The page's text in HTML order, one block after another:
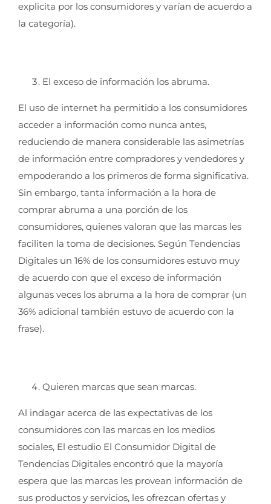
explicita por los consumidores y varían de acuerdo a
la categoría).
El exceso de información los abruma.
El uso de internet ha permitido a los consumidores
acceder a información como nunca antes,
reduciendo de manera considerable las asimetrías
de información entre compradores y vendedores y
empoderando a los primeros de forma significativa.
Sin embargo, tanta información a la hora de
comprar abruma a una porción de los
consumidores, quienes valoran que las marcas les
faciliten la toma de decisiones. Según Tendencias
Digitales un 16% de los consumidores estuvo muy
de acuerdo con que el exceso de información
algunas veces los abruma a la hora de comprar (un
36% adicional también estuvo de acuerdo con la
frase).
Quieren marcas que sean marcas.
Al indagar acerca de las expectativas de los
consumidores con las marcas en los medios
sociales, El estudio El Consumidor Digital de
Tendencias Digitales encontró que la mayoría
espera que las marcas les provean información de
sus productos y servicios, les ofrezcan ofertas y